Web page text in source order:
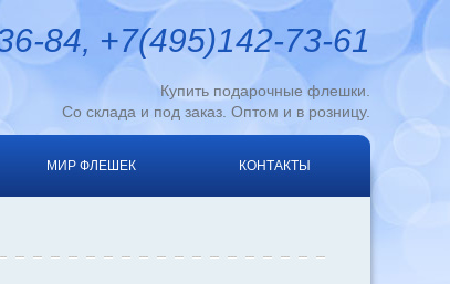
84, +7(495)142-73-61
Купить подарочные флешки.
Со склада и под заказ. Оптом и в розницу.
МИР ФЛЕШЕК КОНТАКТЫ